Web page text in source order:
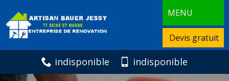
MENU
Devis gratuit
indisponible indisponible